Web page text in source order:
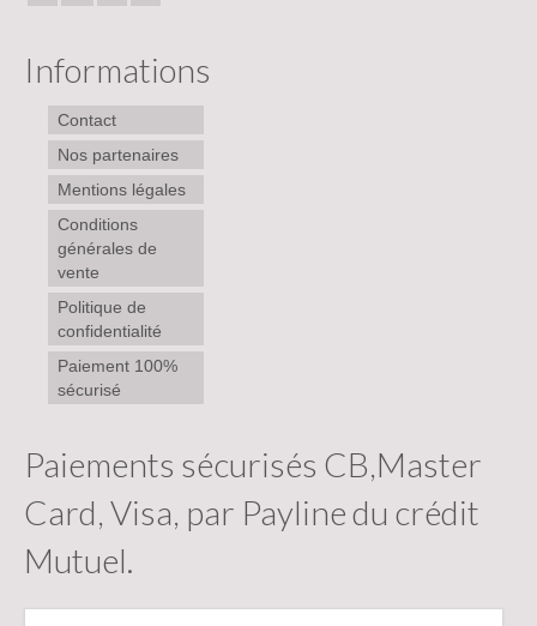
Informations
Contact
Nos partenaires
Mentions légales
Conditions
générales de
vente
Politique de
confidentialité
Paiement 100%
sécurisé
Paiements sécurisés CB,Master
Card, Visa, par Payline du crédit
Mutuel.